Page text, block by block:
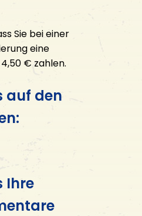
Sie bei einer
eine
€ zahlen.
auf den
Ihre